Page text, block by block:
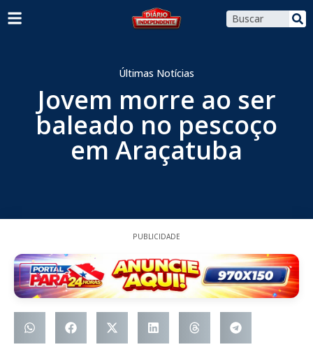
Últimas Notícias
Jovem morre ao ser
baleado no pescoço
em Araçatuba
PUBLICIDADE